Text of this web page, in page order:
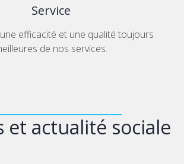
Service
efficacité et une qualité toujours
de nos services.
et actualité sociale